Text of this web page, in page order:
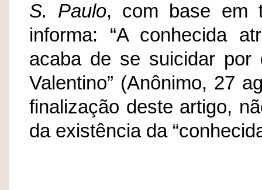
S. Paulo, com base em
informa: “A conhecida
acaba de se suicidar por
Valentino” (Anônimo, 27
finalização deste artigo,
da existência da